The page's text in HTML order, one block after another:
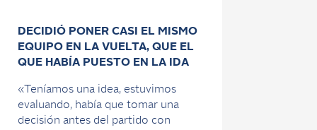
DECIDIÓ PONER CASI EL MISMO
EQUIPO EN LA VUELTA, QUE EL
QUE HABÍA PUESTO EN LA IDA
«Teníamos una idea, estuvimos
evaluando, había que tomar una
decisión antes del partido con